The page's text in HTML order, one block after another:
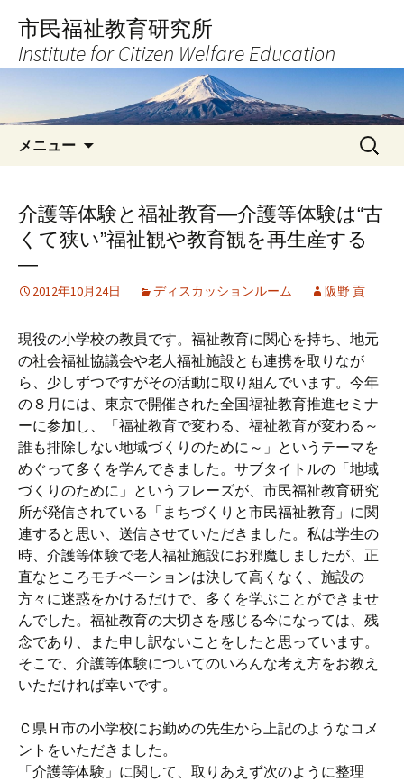
へ
キ
市民福祉教育研究所
Institute for Citizen Welfare Education
メニュー
検
索:
介護等体験と福祉教育―介護等体験は“古
くて狭い”福祉観や教育観を再生産する
―
2012年10月24日 ディスカッションルーム 阪野 貢
現役の小学校の教員です。福祉教育に関心を持ち、地元
の社会福祉協議会や老人福祉施設とも連携を取りなが
ら、少しずつですがその活動に取り組んでいます。今年
の８月には、東京で開催された全国福祉教育推進セミナ
ーに参加し、「福祉教育で変わる、福祉教育が変わる～
誰も排除しない地域づくりのために～」というテーマを
めぐって多くを学んできました。サブタイトルの「地域
づくりのために」というフレーズが、市民福祉教育研究
所が発信されている「まちづくりと市民福祉教育」に関
連すると思い、送信させていただきました。私は学生の
時、介護等体験で老人福祉施設にお邪魔しましたが、正
直なところモチベーションは決して高くなく、施設の
方々に迷惑をかけるだけで、多くを学ぶことができませ
んでした。福祉教育の大切さを感じる今になっては、残
念であり、また申し訳ないことをしたと思っています。
そこで、介護等体験についてのいろんな考え方をお教え
いただければ幸いです。
Ｃ県Ｈ市の小学校にお勤めの先生から上記のようなコメ
ントをいただきました。
「介護等体験」に関して、取りあえず次のように整理